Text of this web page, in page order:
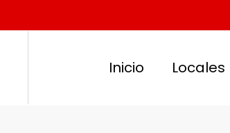
Inicio Locales